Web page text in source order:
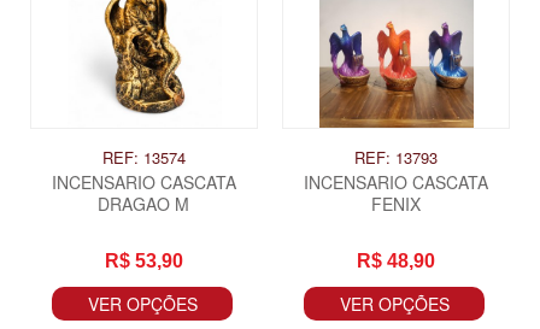
REF: 13574
INCENSARIO CASCATA
DRAGAO M
R$ 53,90
VER OPÇÕES
REF: 13793
INCENSARIO CASCATA
FENIX
R$ 48,90
VER OPÇÕES